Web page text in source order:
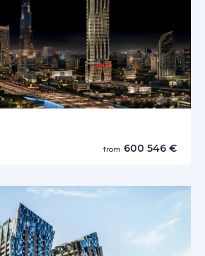
from 600 546 €